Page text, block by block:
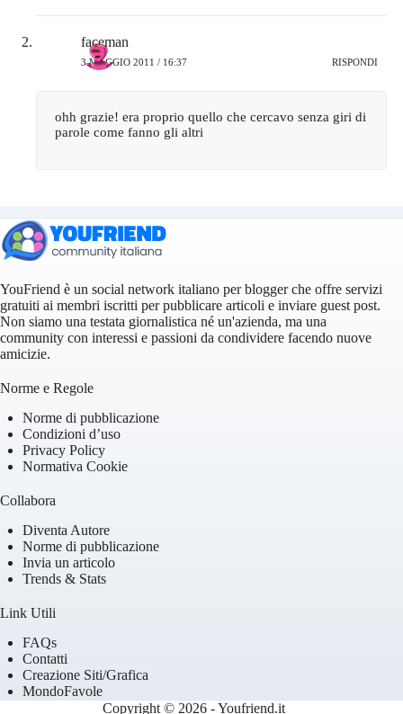
faceman
3 MAGGIO 2011 / 16:37 RISPONDI
ohh grazie! era proprio quello che cercavo senza giri di
parole come fanno gli altri
YouFriend è un social network italiano per blogger che offre servizi
gratuiti ai membri iscritti per pubblicare articoli e inviare guest post.
Non siamo una testata giornalistica né un'azienda, ma una
community con interessi e passioni da condividere facendo nuove
amicizie.
Norme e Regole
Norme di pubblicazione
Condizioni d’uso
Privacy Policy
Normativa Cookie
Collabora
Diventa Autore
Norme di pubblicazione
Invia un articolo
Trends & Stats
Link Utili
FAQs
Contatti
Creazione Siti/Grafica
MondoFavole
Copyright © 2026 - Youfriend.it